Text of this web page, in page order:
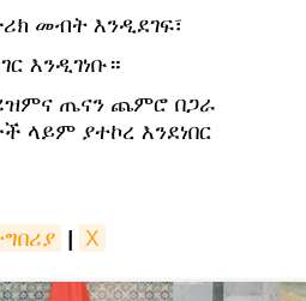
መብት እንዲደገፍ፣
እንዲገነቡ።
ጤናን ጨምሮ በጋራ
ያተኮረ እንደነበር
| X